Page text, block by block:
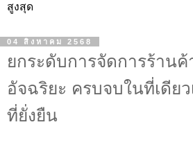
สูงสุด
04 สิงหาคม 2568
ยกระดับการจัดการร้านค้
อัจฉริยะ ครบจบในที่เดียว
ที่ยั่งยืน